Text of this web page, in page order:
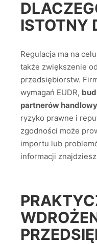
ISTOTNY
Regulacja ma na
także zwiększenie
przedsiębiorstw.
wymagań EUDR,
partnerów
ryzyko prawne i
zgodności może
importu lub
informacji znajdziesz